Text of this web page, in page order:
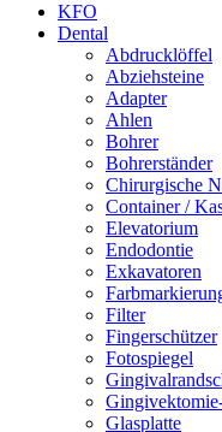
KFO
Dental
Abdrucklöffel
Abziehsteine
Adapter
Ahlen
Bohrer
Bohrerständer
Chirurgische
Container /
Elevatorium
Endodontie
Exkavatoren
Filter
Fingerschützer
Fotospiegel
Glasplatte